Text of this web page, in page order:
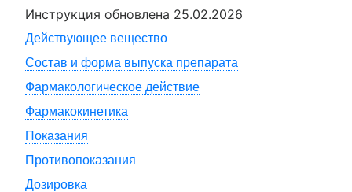
Инструкция обновлена 25.02.2026
Действующее вещество
Состав и форма выпуска препарата
Фармакологическое действие
Фармакокинетика
Показания
Противопоказания
Дозировка